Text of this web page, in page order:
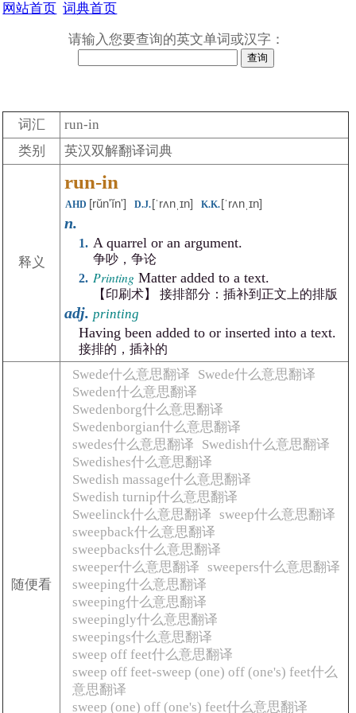
网站首页 词典首页
请输入您要查询的英文单词或汉字：
词汇
run-in
类别
英汉双解翻译词典
释义
run-in
AHD [rŭnʹĭn'] D.J.[ˈrʌnˌɪn] K.K.[ˈrʌnˌɪn]
n.
A quarrel or an argument.
争吵，争论
PrintingMatter added to a text.
【印刷术】 接排部分：插补到正文上的排版
adj. printing
Having been added to or inserted into a text.
接排的，插补的
随便看
Swede什么意思翻译
Swede什么意思翻译
Sweden什么意思翻译
Swedenborg什么意思翻译
Swedenborgian什么意思翻译
swedes什么意思翻译
Swedish什么意思翻译
Swedishes什么意思翻译
Swedish massage什么意思翻译
Swedish turnip什么意思翻译
Sweelinck什么意思翻译 sweep什么意思翻译
sweepback什么意思翻译
sweepbacks什么意思翻译
sweeper什么意思翻译 sweepers什么意思翻译
sweeping什么意思翻译
sweeping什么意思翻译
sweepingly什么意思翻译
sweepings什么意思翻译
sweep off feet什么意思翻译
sweep off feet-sweep (one) off (one's) feet什么
意思翻译
sweep (one) off (one's) feet什么意思翻译